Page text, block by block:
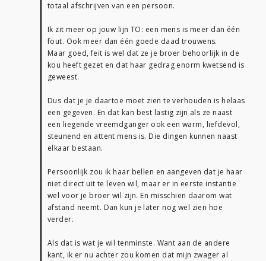
totaal afschrijven van een persoon.
Ik zit meer op jouw lijn TO: een mens is meer dan één
fout. Ook meer dan één goede daad trouwens.
Maar goed, feit is wel dat ze je broer behoorlijk in de
kou heeft gezet en dat haar gedrag enorm kwetsend is
geweest.
Dus dat je je daartoe moet zien te verhouden is helaas
een gegeven. En dat kan best lastig zijn als ze naast
een liegende vreemdganger ook een warm, liefdevol,
steunend en attent mens is. Die dingen kunnen naast
elkaar bestaan.
Persoonlijk zou ik haar bellen en aangeven dat je haar
niet direct uit te leven wil, maar er in eerste instantie
wel voor je broer wil zijn. En misschien daarom wat
afstand neemt. Dan kun je later nog wel zien hoe
verder.
Als dat is wat je wil tenminste. Want aan de andere
kant, ik er nu achter zou komen dat mijn zwager al